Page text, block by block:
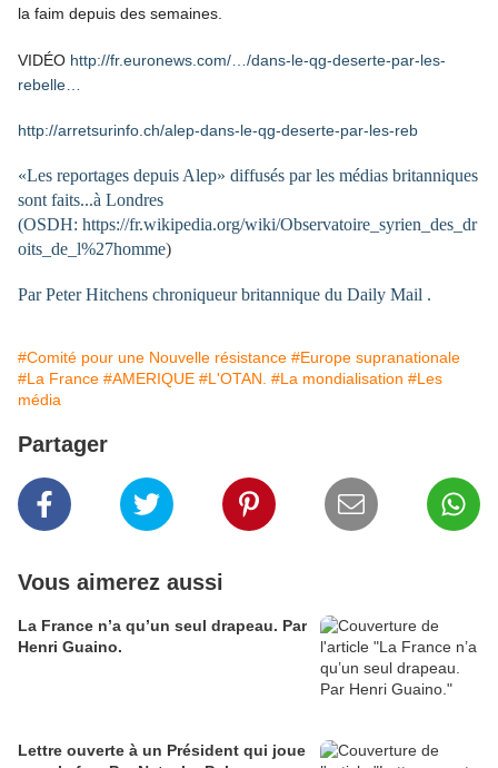
la faim depuis des semaines.
VIDÉO http://fr.euronews.com/…/dans-le-qg-deserte-par-les-
rebelle…
http://arretsurinfo.ch/alep-dans-le-qg-deserte-par-les-reb
«Les reportages depuis Alep» diffusés par les médias britanniques
sont faits...à Londres
(OSDH: https://fr.wikipedia.org/wiki/Observatoire_syrien_des_dr
oits_de_l%27homme)
Par Peter Hitchens chroniqueur britannique du Daily Mail .
#Comité pour une Nouvelle résistance #Europe supranationale
#La France #AMERIQUE #L'OTAN. #La mondialisation #Les
média
Partager
Vous aimerez aussi
La France n’a qu’un seul drapeau. Par
Henri Guaino.
Lettre ouverte à un Président qui joue